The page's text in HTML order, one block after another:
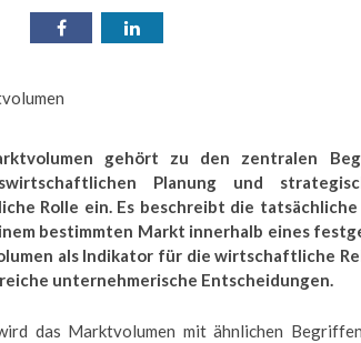
gehört zu den zentralen
Planung und
Rolle ein. Es beschreibt die
bestimmten Markt innerhalb eines
als Indikator für die wirtschaftliche
unternehmerische Entscheidungen.
das Marktvolumen mit ähnlichen